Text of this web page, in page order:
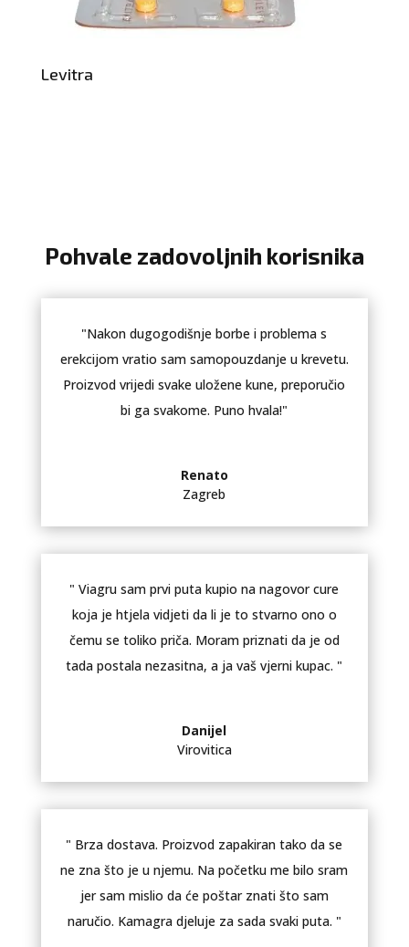
Levitra
Pohvale zadovoljnih korisnika
"Nakon dugogodišnje borbe i problema s
erekcijom vratio sam samopouzdanje u krevetu.
Proizvod vrijedi svake uložene kune, preporučio
bi ga svakome. Puno hvala!"
Renato
Zagreb
" Viagru sam prvi puta kupio na nagovor cure
koja je htjela vidjeti da li je to stvarno ono o
čemu se toliko priča. Moram priznati da je od
tada postala nezasitna, a ja vaš vjerni kupac. "
Danijel
Virovitica
" Brza dostava. Proizvod zapakiran tako da se
ne zna što je u njemu. Na početku me bilo sram
jer sam mislio da će poštar znati što sam
naručio. Kamagra djeluje za sada svaki puta. "